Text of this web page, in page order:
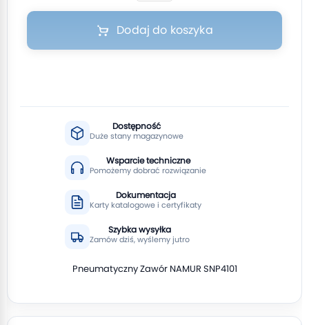
Dodaj do koszyka
Dostępność
Duże stany magazynowe
Wsparcie techniczne
Pomożemy dobrać rozwiązanie
Dokumentacja
Karty katalogowe i certyfikaty
Szybka wysyłka
Zamów dziś, wyślemy jutro
Pneumatyczny Zawór NAMUR SNP4101